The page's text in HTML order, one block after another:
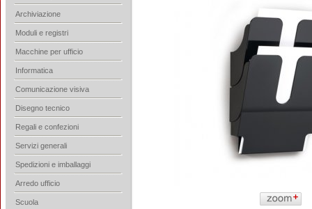
Archiviazione
Moduli e registri
Macchine per ufficio
Informatica
Comunicazione visiva
Disegno tecnico
Regali e confezioni
Servizi generali
Spedizioni e imballaggi
Arredo ufficio
Scuola